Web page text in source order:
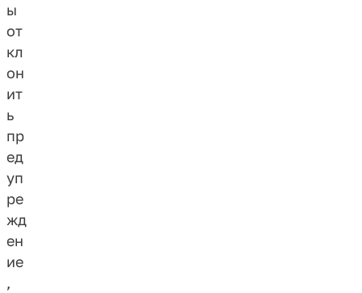
ы
от
кл
он
ит
ь
пр
ед
уп
ре
жд
ен
ие
,